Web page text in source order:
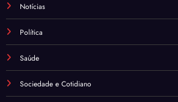
Notícias
Política
Saúde
Sociedade e Cotidiano